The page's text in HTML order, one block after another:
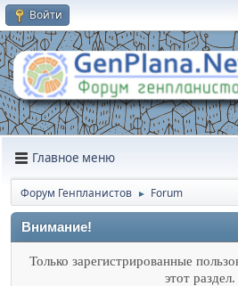
Войти
Главное меню
Форум Генпланистов ► Forum
Внимание!
Только зарегистрированные
этот раздел.